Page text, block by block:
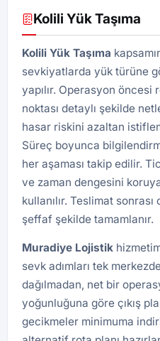
Kolili Yük Taşıma
Kolili Yük Taşıma
sevkiyatlarda yük türüne
yapılır. Operasyon öncesi
noktası detaylı şekilde
hasar riskini azaltan
Süreç boyunca
her aşaması takip edilir.
ve zaman dengesini
kullanılır. Teslimat
şeffaf şekilde tamamlanır.
Muradiye Lojistik
sevk adımları tek
dağılmadan, net bir
yoğunluğuna göre çıkış
gecikmeler minimuma